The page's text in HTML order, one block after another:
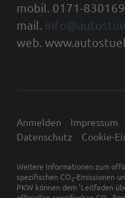
mobil. 0171-
mail.
web.
Anmelden Impressum
Datenschutz
Cookie-
Weitere Informationen zum
spezifischen CO 2-Emissionen
PKW können dem 'Leitfaden